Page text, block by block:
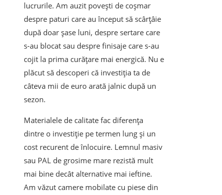
lucrurile. Am auzit povești de coșmar
despre paturi care au început să scârțâie
după doar șase luni, despre sertare care
s-au blocat sau despre finisaje care s-au
cojit la prima curățare mai energică. Nu e
plăcut să descoperi că investiția ta de
câteva mii de euro arată jalnic după un
sezon.
Materialele de calitate fac diferența
dintre o investiție pe termen lung și un
cost recurent de înlocuire. Lemnul masiv
sau PAL de grosime mare rezistă mult
mai bine decât alternative mai ieftine.
Am văzut camere mobilate cu piese din